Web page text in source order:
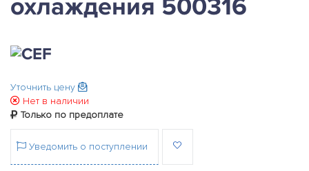
охлаждения 500316
Уточнить цену
Нет в наличии
Только по предоплате
Уведомить о поступлении